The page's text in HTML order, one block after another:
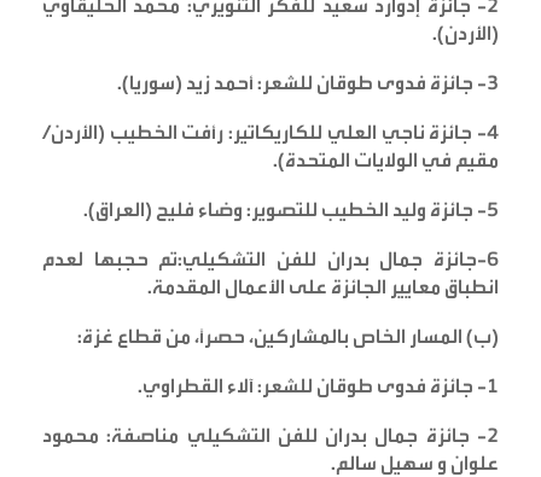
(الأردن).
3-
جائزة فدوى طوقان للشعر: أحمد زيد (سوريا).
4-
جائزة ناجي العلي للكاريكاتير: رأفت الخطيب (الأردن/
مقيم في الولايات المتحدة).
5-
جائزة وليد الخطيب للتصوير: وضاء فليح (العراق).
6- جائزة جمال بدران للفن التشكيلي:تم حجبها لعدم
انطباق معايير الجائزة على الأعمال المقدمة.
(ب) المسار الخاص بالمشاركين، حصراً، من قطاع غزة:
1-
جائزة فدوى طوقان للشعر: آلاء القطراوي.
2-
جائزة جمال بدران للفن التشكيلي مناصفة: محمود
علوان و سهيل سالم.